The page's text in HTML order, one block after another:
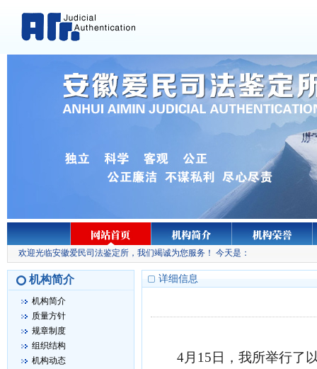
欢迎光临安徽爱民司法鉴定所，我们竭诚为您服务！ 今天是：
机构简介
机构简介
质量方针
规章制度
组织结构
机构动态
详细信息
4月15日 ，我所举行了